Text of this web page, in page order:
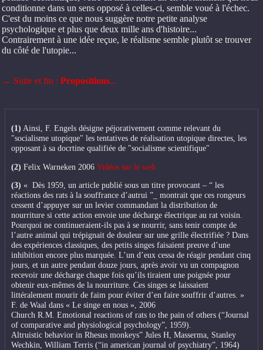
conditionne dans un sens opposé à celles-ci, semble voué à l'échec.
C'est du moins ce que nous suggère notre petite analyse
psychologique et plus que deux mille ans d'histoire...
Contrairement à une idée reçue, le réalisme semble plutôt se trouver
du côté de l'utopie...
→ Suite et fin : Propositions...
(1) Ainsi, F. Engels désigne péjorativement comme relevant du
"socialisme utopique" les tentatives de réalisation utopique directes, les
opposant à sa docrtine qualifiée de "socialisme scientifique"
(2) Felix Warneken 2006 Vidéos sur le web
(3) « Dès 1959, un article publié sous un titre provocant – “ les
réactions des rats à la souffrance d’autrui ”_ montrait que ces rongeurs
cessent d’appuyer sur un levier commandant la distribution de
nourriture si cette action envoie une décharge électrique au rat voisin.
Pourquoi ne continueraient-ils pas à se nourrir, sans tenir compte de
l’autre animal qui trépignait de douleur sur une grille électrifiée ? Dans
des expériences classiques, des petits singes faisaient preuve d’une
inhibition encore plus marquée. L’un d’eux cessa de réagir pendant cinq
jours, et un autre pendant douze jours, après avoir vu un compagnon
recevoir une décharge chaque fois qu’ils tiraient une poignée pour
obtenir eux-mêmes de la nourriture. Ces singes se laissaient
littéralement mourir de faim pour éviter d’en faire souffrir d’autres. »
F. de Waal dans « Le singe en nous », 2006
Church R.M. Emotional reactions of rats to the pain of others (“Journal
of comparative and physiological psychology”, 1959).
Altruistic behavior in Rhesus monkeys” Jules H, Masserma, Stanley
Wechkin, William Terris (“in american journal of psychiatry”, 1964)